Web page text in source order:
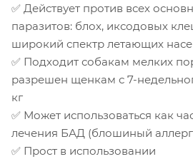
✅ Действует против всех
паразитов: блох, иксодовых
широкий спектр летающих
✅ Подходит собакам мелких
разрешен щенкам с 7-
кг
✅ Может использоваться как
лечения БАД (блошиный
✅ Прост в использовании